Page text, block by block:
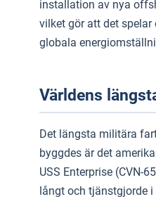
installation av nya
vilket gör att det spelar
globala
Världens
Det längsta militära
byggdes är det
USS Enterprise (CVN-
långt och tjänstgjorde